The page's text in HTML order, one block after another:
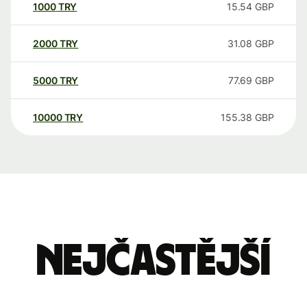
1000TRY 15.54 GBP
2000TRY 31.08 GBP
5000TRY 77.69 GBP
10000 TRY 155.38 GBP
Nejčastější